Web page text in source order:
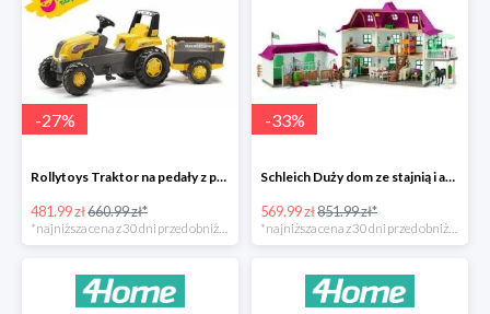
-27%
Rollytoys Traktor na pedały z przyczepą Farm Rolly Junior -27%
481.99 zł660.99 zł*
-33%
Schleich Duży dom ze stajnią i akcesoriami -33%
569.99 zł851.99 zł*